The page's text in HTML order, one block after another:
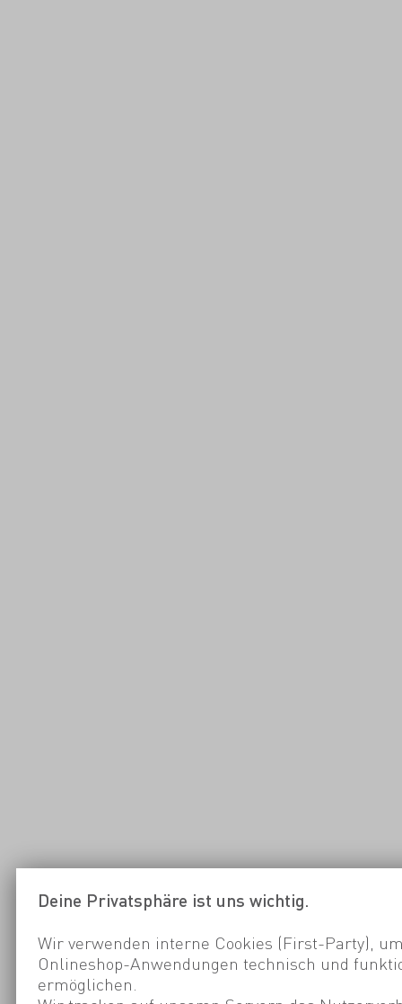
Deine Privatsphäre ist uns wichtig.
Wir verwenden interne Cookies (First-Party),
Onlineshop-Anwendungen technisch und
ermöglichen.